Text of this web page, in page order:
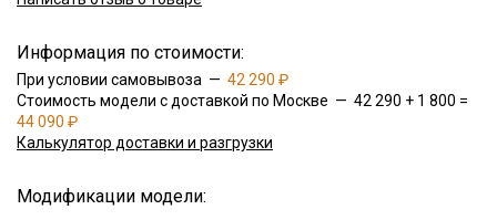
Информация по стоимости:
При условии самовывоза — 42 290 ₽
Стоимость модели с доставкой по Москве — 42 290 + 1 800 =
44 090 ₽
Калькулятор доставки и разгрузки
Модификации модели: